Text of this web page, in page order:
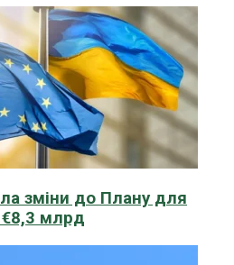
зміни до Плану для
€8,3 млрд